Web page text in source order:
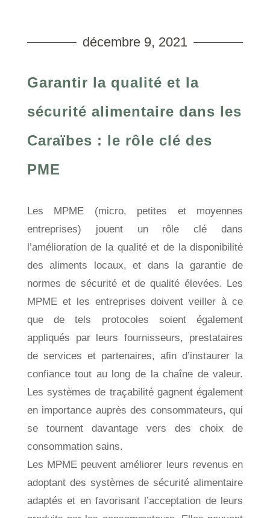
décembre 9, 2021
Garantir la qualité et la
sécurité alimentaire dans les
Caraïbes : le rôle clé des
PME
Les MPME (micro, petites et moyennes
entreprises) jouent un rôle clé dans
l’amélioration de la qualité et de la disponibilité
des aliments locaux, et dans la garantie de
normes de sécurité et de qualité élevées. Les
MPME et les entreprises doivent veiller à ce
que de tels protocoles soient également
appliqués par leurs fournisseurs, prestataires
de services et partenaires, afin d’instaurer la
confiance tout au long de la chaîne de valeur.
Les systèmes de traçabilité gagnent également
en importance auprès des consommateurs, qui
se tournent davantage vers des choix de
consommation sains.
Les MPME peuvent améliorer leurs revenus en
adoptant des systèmes de sécurité alimentaire
adaptés et en favorisant l’acceptation de leurs